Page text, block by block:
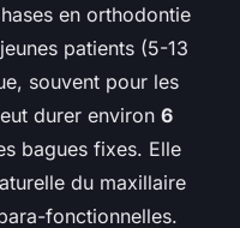
en orthodontie
patients (5-13
souvent pour les
durer environ 6
bagues fixes. Elle
du maxillaire
fonctionnelles.